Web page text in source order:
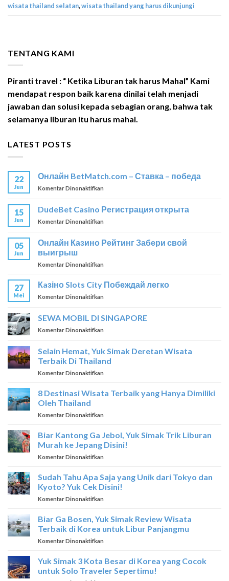
TENTANG KAMI
Piranti travel : “ Ketika Liburan tak harus Mahal” Kami
mendapat respon baik karena dinilai telah menjadi
jawaban dan solusi kepada sebagian orang, bahwa tak
selamanya liburan itu harus mahal.
LATEST POSTS
22
Jun
Онлайн BetMatch.com – Ставка – победа
Komentar Dinonaktifkan
BetMatch.com
победа
15
Jun
DudeBet Casino Регистрация открыта
Komentar Dinonaktifkan
Casino
Регистрация
05
Jun
Онлайн Казино Рейтинг Забери свой
выигрыш
Komentar Dinonaktifkan
Казино
Рейтинг
выигрыш
27
Mei
Кaзіно Slots City Побеждай легко
Komentar Dinonaktifkan
City
SEWA MOBIL DI SINGAPORE
Komentar Dinonaktifkan
DI
SINGAPORE
Selain Hemat, Yuk Simak Deretan Wisata
Terbaik Di Thailand
Komentar Dinonaktifkan
Hemat,
Yuk
Terbaik
Di
8 Destinasi Wisata Terbaik yang Hanya Dimiliki
Oleh Thailand
Komentar Dinonaktifkan
Destinasi
Wisata
Terbaik
Dimiliki
Oleh
Biar Kantong Ga Jebol, Yuk Simak Trik Liburan
Murah ke Jepang Disini!
Komentar Dinonaktifkan
Kantong
Ga
Jebol,
Trik
Liburan
Disini!
Sudah Tahu Apa Saja yang Unik dari Tokyo dan
Kyoto? Yuk Cek Disini!
Komentar Dinonaktifkan
Tahu
Apa
Saja
dari
Tokyo
Biar Ga Bosen, Yuk Simak Review Wisata
Terbaik di Korea untuk Libur Panjangmu
Komentar Dinonaktifkan
Ga
Bosen,
Yuk
Yuk Simak 3 Kota Besar di Korea yang Cocok
untuk Solo Traveler Sepertimu!
wisata thailand selatan,wisata thailand yang harus dikunjungi